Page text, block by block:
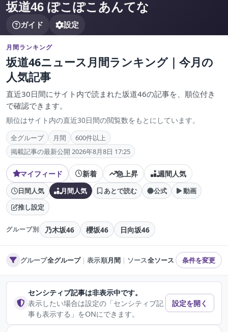
坂道46 ぽこぽこあんてな
ガイド 設定
月間ランキング
坂道46ニュース月間ランキング｜今月の
人気記事
直近30日間にサイト内で読まれた坂道46の記事を、順位付き
で確認できます。
順位はサイト内の直近30日間の閲覧数をもとにしています。
全グループ 月間
600件以上
掲載記事の最新公開 2026年8月8日 17:25
マイフィード 新着 急上昇 週間人気
日間人気 月間人気 あとで読む 公式
動画
推し設定
グループ別 乃木坂46 櫻坂46 日向坂46
グループ全グループ｜表示順月間｜ ソース全ソース 条件を変更
センシティブ記事は非表示中です。
表示したい場合は設定の「センシティブ記
事も表示する」をONにできます。
設定を開く